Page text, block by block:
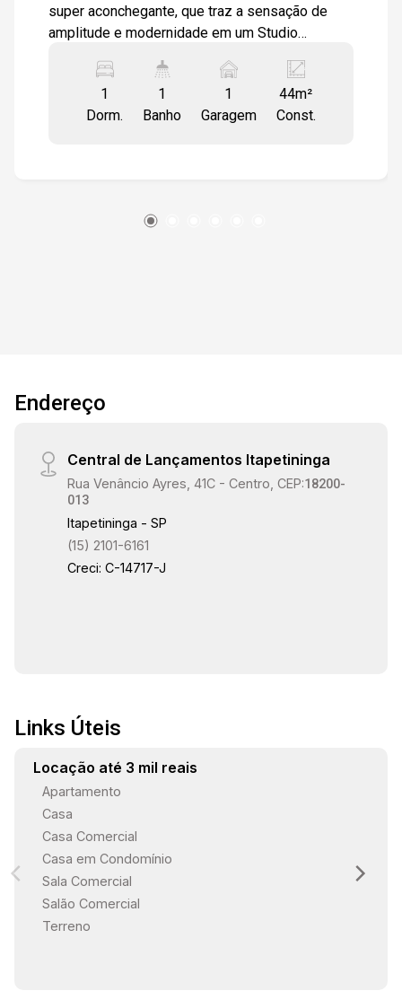
super aconchegante, que traz a sensação de
amplitude e modernidade em um Studio
Shopping Iguatemi. Garagem coberta O imóvel
possui armários planejados, Fogão, Forno
Elétrico, Micro Ondas, Geladeira Frost Free
Cama Box Queen com molas ensacadas.
1
Dorm.
1
Banho
1
Garagem
44m²
Const.
Endereço
Central de Lançamentos Itapetininga
Rua Venâncio Ayres, 41C - Centro, CEP:18200-
013
Itapetininga - SP
(15) 2101-6161
Creci: C-14717-J
Links Úteis
Locação até 3 mil reais
Apartamento
Casa
Casa Comercial
Casa em Condomínio
Sala Comercial
Salão Comercial
Terreno